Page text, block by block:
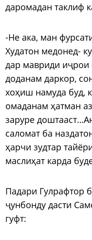
даромадан таклиф
-Не ака, ман
Худатон медонед-
дар мавриди
доданам даркор,
хоҳиш намуда буд,
омаданам ҳатман
заруре
саломат ба
ҳарчи зудтар
маслиҳат карда
Падари Гулрафтор
ҷунбонду дасти
гуфт: